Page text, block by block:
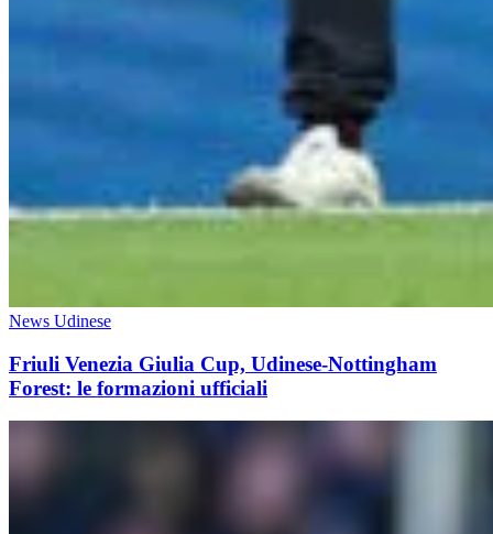
News Udinese
Friuli Venezia Giulia Cup, Udinese-Nottingham
Forest: le formazioni ufficiali